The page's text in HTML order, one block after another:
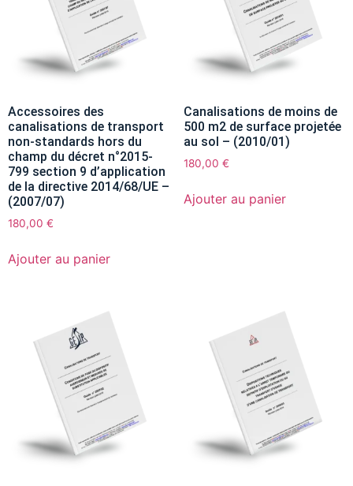
Accessoires des
canalisations de transport
non-standards hors du
champ du décret n°2015-
799 section 9 d’application
de la directive 2014/68/UE –
(2007/07)
180,00 €
Ajouter au panier
Canalisations de moins de
500 m2 de surface projetée
au sol – (2010/01)
180,00 €
Ajouter au panier